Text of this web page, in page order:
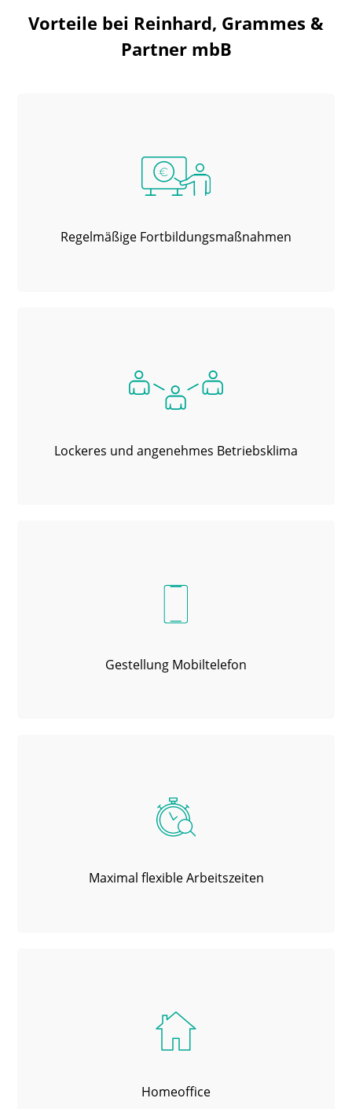
Vorteile bei Reinhard, Grammes &
Partner mbB
Regelmäßige Fortbildungsmaßnahmen
Lockeres und angenehmes Betriebsklima
Gestellung Mobiltelefon
Maximal flexible Arbeitszeiten
Homeoffice